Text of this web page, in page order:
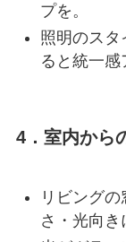
プを。
照明のスタ
ると統一感
4．室内から
リビング
さ・光向き